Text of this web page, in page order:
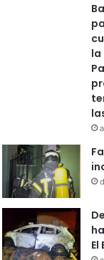
la
El